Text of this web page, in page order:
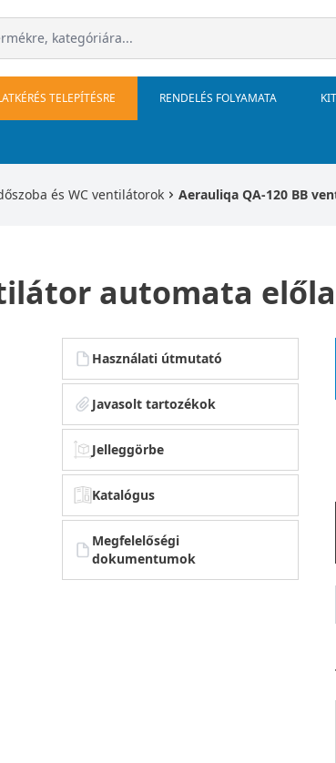
TELEPÍTÉSRE RENDELÉS FOLYAMATA
és WC ventilátorok Aerauliqa QA-120 BB
automata
Használati útmutató
Javasolt tartozékok
Jelleggörbe
Katalógus
Megfelelőségi
dokumentumok